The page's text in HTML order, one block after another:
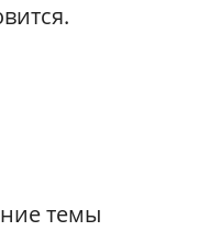
темы